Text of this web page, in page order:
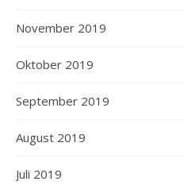
November 2019
Oktober 2019
September 2019
August 2019
Juli 2019